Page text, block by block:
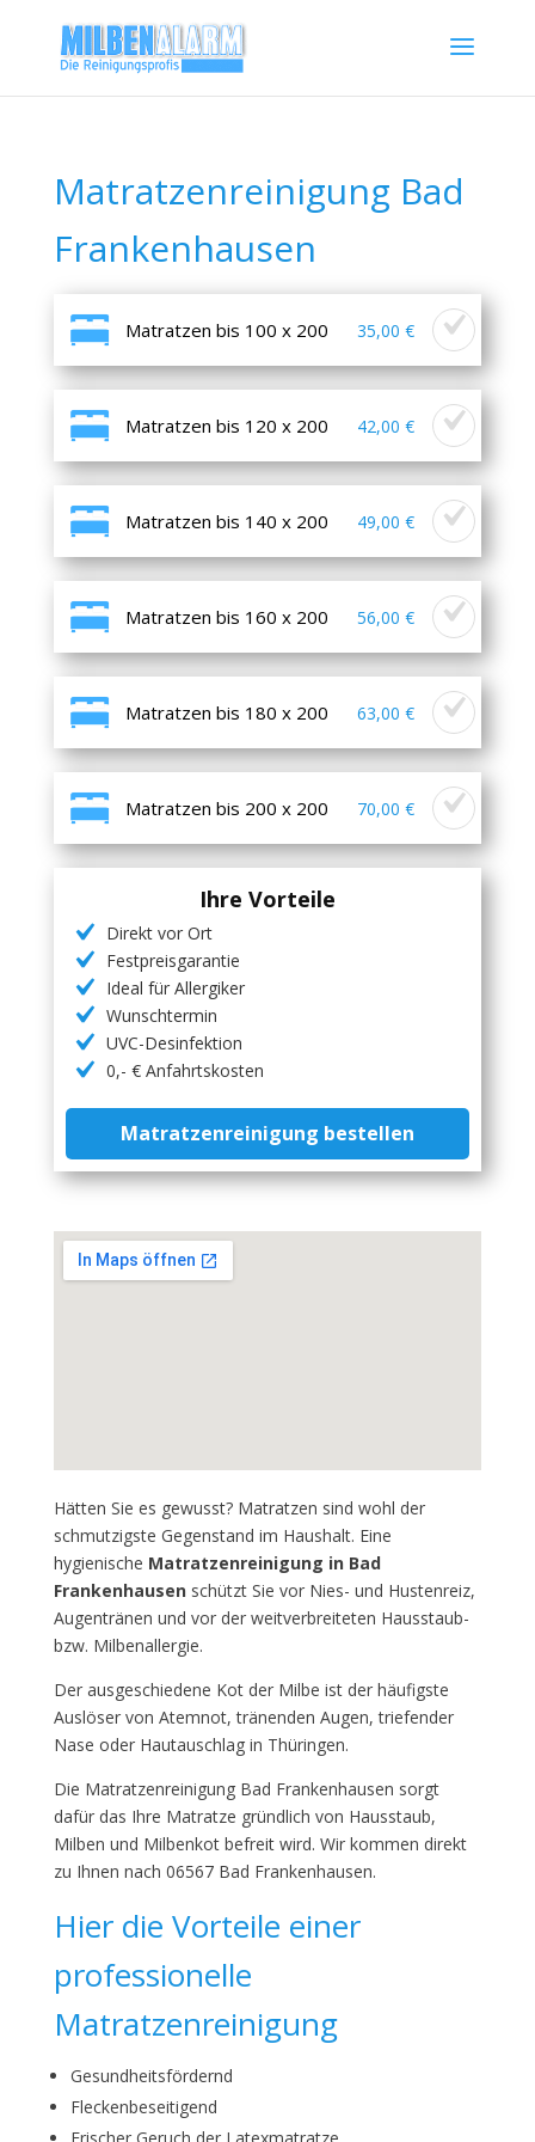
Matratzenreinigung Bad
Frankenhausen
Matratzen bis 100 x 200 35,00 €
Matratzen bis 120 x 200 42,00 €
Matratzen bis 140 x 200 49,00 €
Matratzen bis 160 x 200 56,00 €
Matratzen bis 180 x 200 63,00 €
Matratzen bis 200 x 200 70,00 €
Ihre Vorteile
Direkt vor Ort
Festpreisgarantie
Ideal für Allergiker
Wunschtermin
UVC-Desinfektion
0,- € Anfahrtskosten
Matratzenreinigung bestellen
Hätten Sie es gewusst? Matratzen sind wohl der
schmutzigste Gegenstand im Haushalt. Eine
hygienische Matratzenreinigung in Bad
Frankenhausenschützt Sie vor Nies- und Hustenreiz,
Augentränen und vor der weitverbreiteten Hausstaub-
bzw. Milbenallergie.
Der ausgeschiedene Kot der Milbe ist der häufigste
Auslöser von Atemnot, tränenden Augen, triefender
Nase oder Hautauschlag in Thüringen.
Die Matratzenreinigung Bad Frankenhausen sorgt
dafür das Ihre Matratze gründlich von Hausstaub,
Milben und Milbenkot befreit wird. Wir kommen direkt
zu Ihnen nach 06567 Bad Frankenhausen.
Hier die Vorteile einer
professionelle
Matratzenreinigung
Gesundheitsfördernd
Fleckenbeseitigend